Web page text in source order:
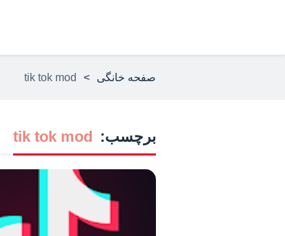
صفحه خانگی >
tik tok mod
برچسب: tik tok mod